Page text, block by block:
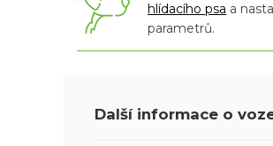
hlídacího psa a
parametrů.
Další informace o